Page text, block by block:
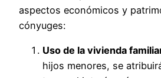
aspectos económicos y
cónyuges:
Uso de la vivienda
hijos menores, se